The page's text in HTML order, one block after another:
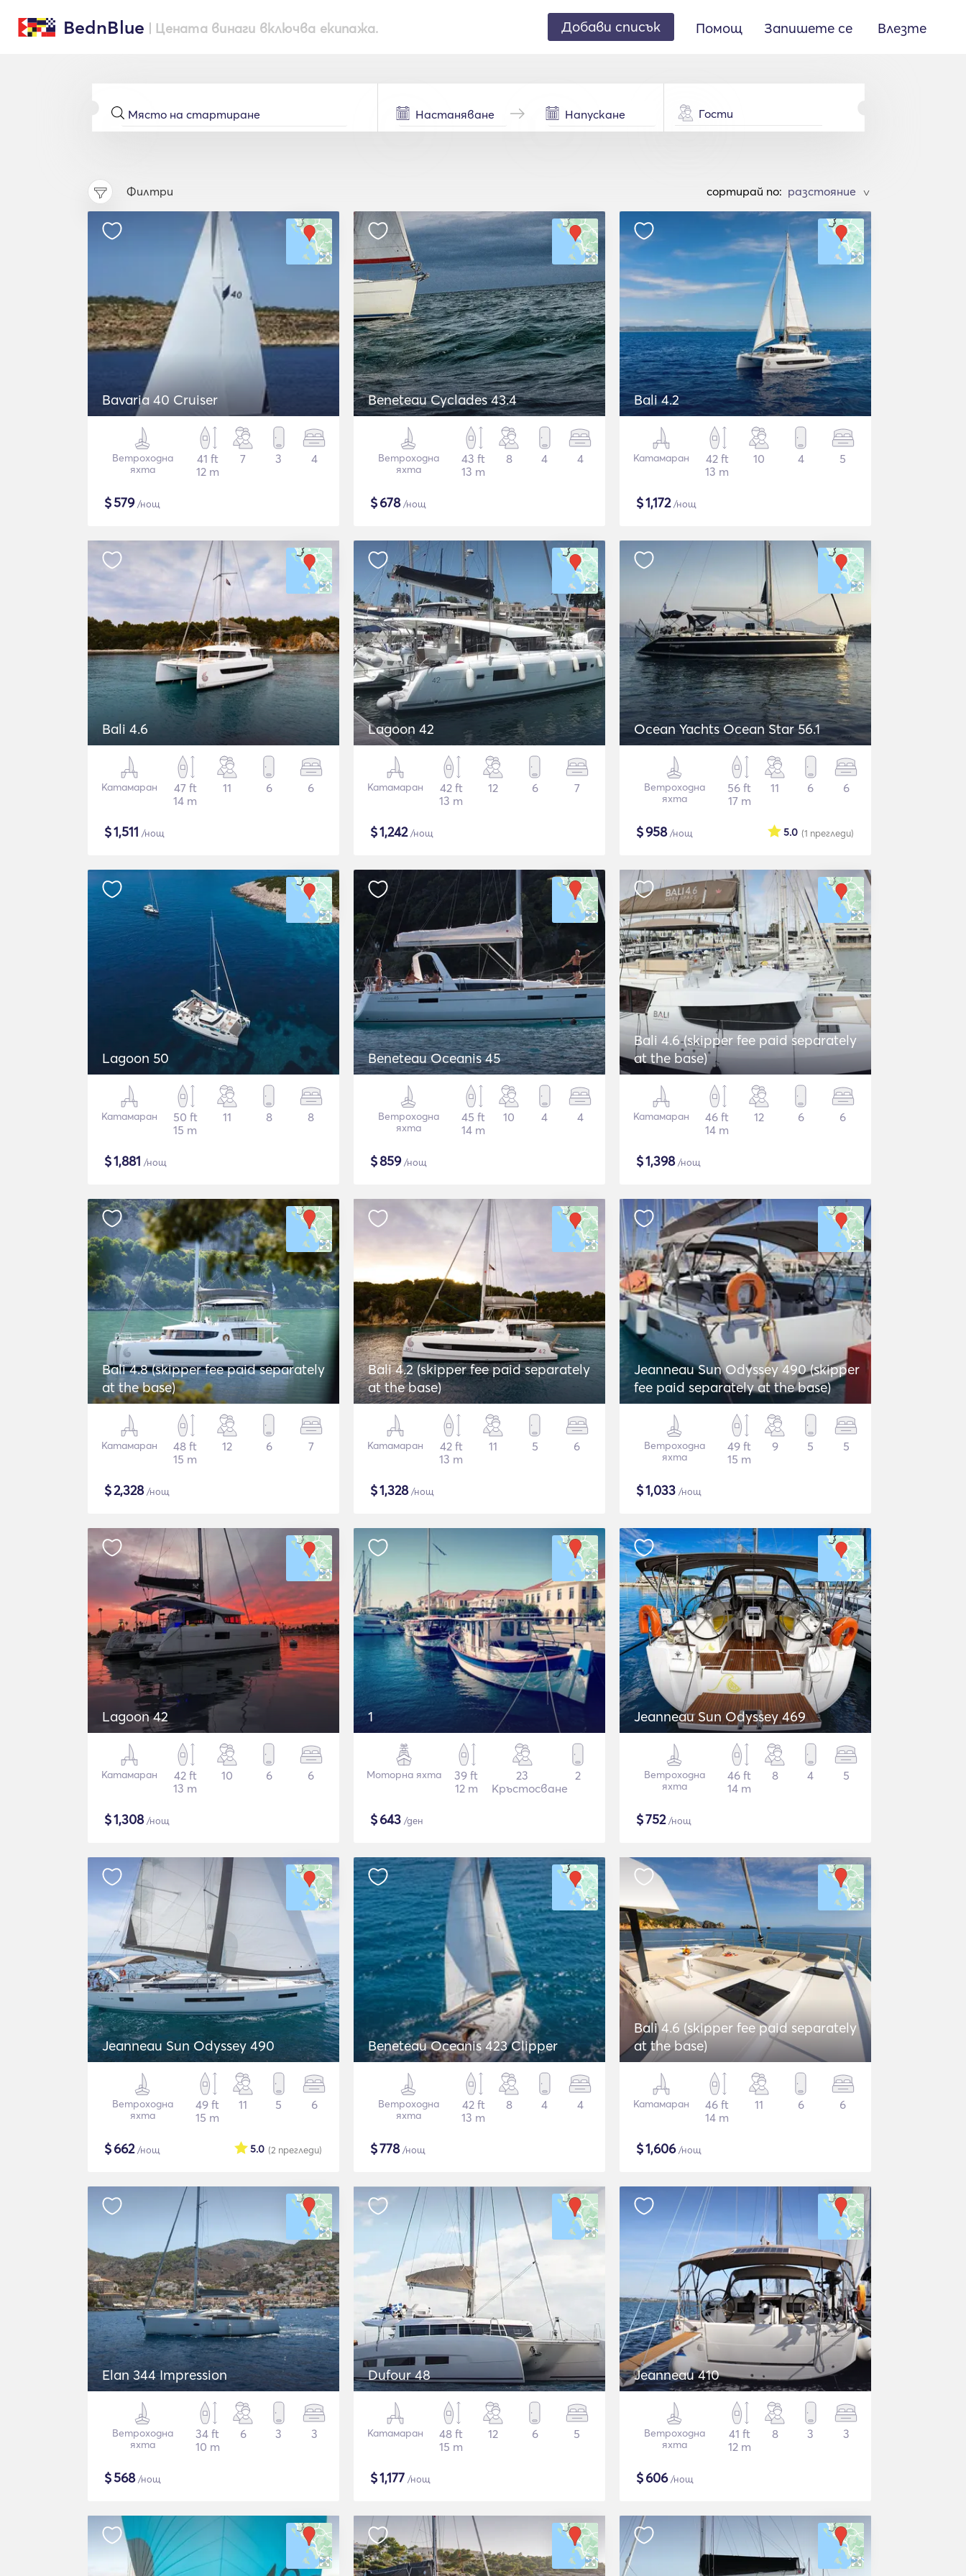
BednBlue | Цената винаги включва екипажа. Добави списък Помощ Запишете се Влезте
Гости
Филтри cортирай по: >
Bavaria 40 Cruiser
Ветроходна
яхта
41 ft
12 m
7 3 4
$579/нощ
Beneteau Cyclades 43.4
Ветроходна
яхта
43 ft
13 m
8 4 4
$678/нощ
Bali 4.2
Катамаран
42 ft
13 m
10 4 5
$1,172/нощ
Bali 4.6
Катамаран
47 ft
14 m
11 6 6
$1,511 /нощ
Lagoon 42
Катамаран
42 ft
13 m
12 6 7
$1,242/нощ
Ocean Yachts Ocean Star 56.1
Ветроходна
яхта
56 ft
17 m
11 6 6
$958/нощ (1 прегледи)
5.0
Lagoon 50
Катамаран
50 ft
15 m
11 8 8
$1,881 /нощ
Beneteau Oceanis 45
Ветроходна
яхта
45 ft
14 m
10 4 4
$859/нощ
Bali 4.6 (skipper fee paid separately
at the base)
Катамаран
46 ft
14 m
12 6 6
$1,398/нощ
Bali 4.8 (skipper fee paid separately
at the base)
Катамаран
48 ft
15 m
12 6 7
$2,328/нощ
Bali 4.2 (skipper fee paid separately
at the base)
Катамаран
42 ft
13 m
11 5 6
$1,328/нощ
Jeanneau Sun Odyssey 490 (skipper
fee paid separately at the base)
Ветроходна
яхта
49 ft
15 m
9 5 5
$1,033 /нощ
Lagoon 42
Катамаран
42 ft
13 m
10 6 6
$1,308/нощ
1
Моторна яхта
39 ft
12 m
23
Кръстосване
2
$643 /ден
Jeanneau Sun Odyssey 469
Ветроходна
яхта
46 ft
14 m
8 4 5
$752/нощ
Jeanneau Sun Odyssey 490
Ветроходна
яхта
49 ft
15 m
11 5 6
$662/нощ (2 прегледи)
5.0
Beneteau Oceanis 423 Clipper
Ветроходна
яхта
42 ft
13 m
8 4 4
$778/нощ
Bali 4.6 (skipper fee paid separately
at the base)
Катамаран
46 ft
14 m
11 6 6
$1,606/нощ
Elan 344 Impression
Ветроходна
яхта
34 ft
10 m
6 3 3
$568/нощ
Dufour 48
Катамаран
48 ft
15 m
12 6 5
$1,177 /нощ
Jeanneau 410
Ветроходна
яхта
41 ft
12 m
8 3 3
$606/нощ